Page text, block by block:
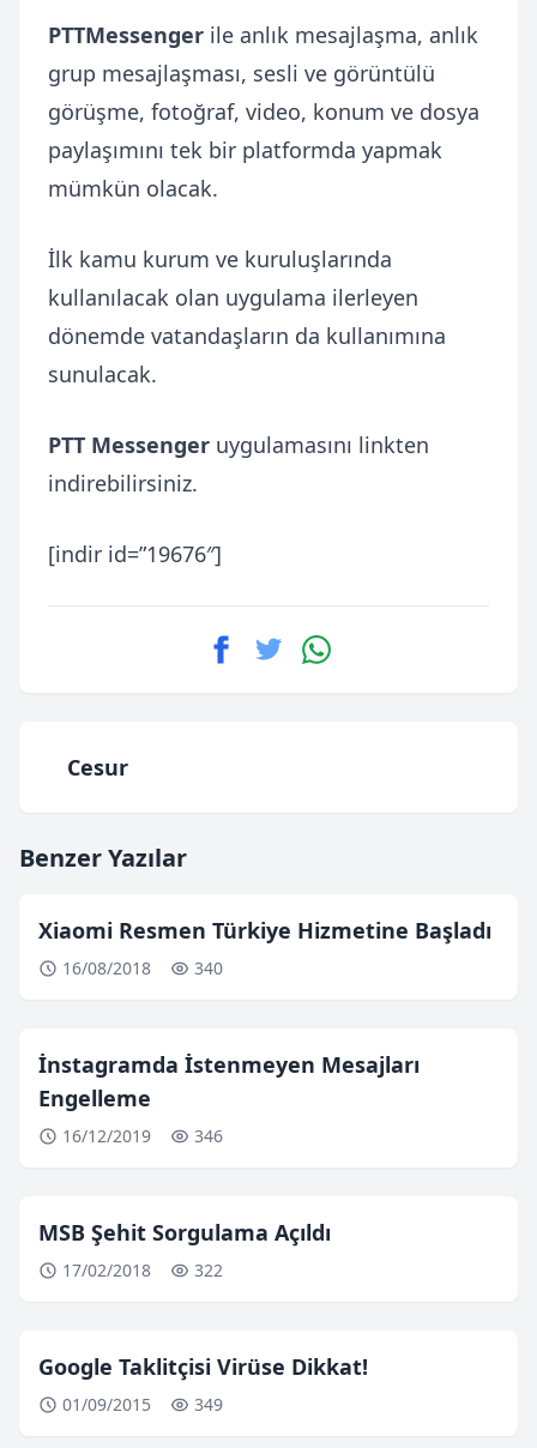
PTTMessenger ile anlık mesajlaşma, anlık
grup mesajlaşması, sesli ve görüntülü
görüşme, fotoğraf, video, konum ve dosya
paylaşımını tek bir platformda yapmak
mümkün olacak.
İlk kamu kurum ve kuruluşlarında
kullanılacak olan uygulama ilerleyen
dönemde vatandaşların da kullanımına
sunulacak.
PTT Messenger uygulamasını linkten
indirebilirsiniz.
[indir id=”19676″]
Cesur
Benzer Yazılar
Xiaomi Resmen Türkiye Hizmetine Başladı
16/08/2018 340
İnstagramda İstenmeyen Mesajları
Engelleme
16/12/2019 346
MSB Şehit Sorgulama Açıldı
17/02/2018 322
Google Taklitçisi Virüse Dikkat!
01/09/2015 349